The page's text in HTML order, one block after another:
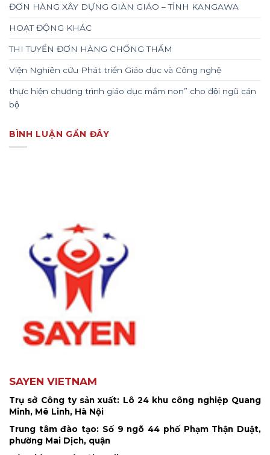
ĐƠN HÀNG XÂY DỰNG GIÀN GIÁO – TỈNH KANGAWA
HOẠT ĐỘNG KHÁC
THI TUYỂN ĐƠN HÀNG CHỐNG THẤM
Viện Nghiên cứu Phát triển Giáo dục và Công nghệ
thực hiện chương trình giáo dục mầm non” cho đội ngũ cán
bộ
BÌNH LUẬN GẦN ĐÂY
SAYEN VIETNAM
Trụ sở Công ty sản xuất: Lô 24 khu công nghiệp Quang
Minh, Mê Linh, Hà Nội
Trung tâm đào tạo: Số 9 ngõ 44 phố Phạm Thận Duật,
phường Mai Dịch, quận